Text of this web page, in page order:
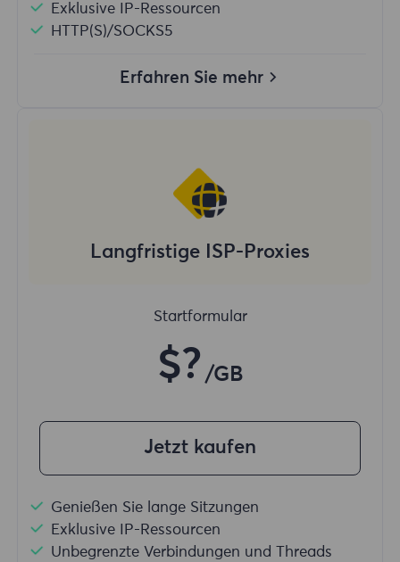
Exklusive IP-Ressourcen
HTTP(S)/SOCKS5
Erfahren Sie mehr
Langfristige ISP-Proxies
Startformular
$? /GB
Jetzt kaufen
Genießen Sie lange Sitzungen
Exklusive IP-Ressourcen
Unbegrenzte Verbindungen und Threads